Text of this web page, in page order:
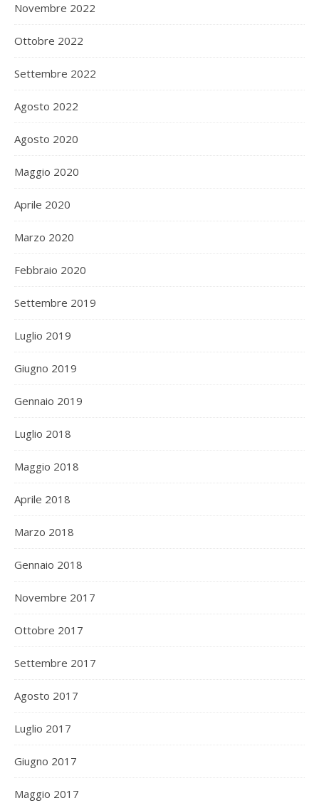
Novembre 2022
Ottobre 2022
Settembre 2022
Agosto 2022
Agosto 2020
Maggio 2020
Aprile 2020
Marzo 2020
Febbraio 2020
Settembre 2019
Luglio 2019
Giugno 2019
Gennaio 2019
Luglio 2018
Maggio 2018
Aprile 2018
Marzo 2018
Gennaio 2018
Novembre 2017
Ottobre 2017
Settembre 2017
Agosto 2017
Luglio 2017
Giugno 2017
Maggio 2017